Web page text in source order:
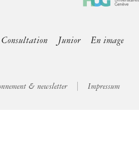
Consultation Junior
En image
& newsletter Impressum